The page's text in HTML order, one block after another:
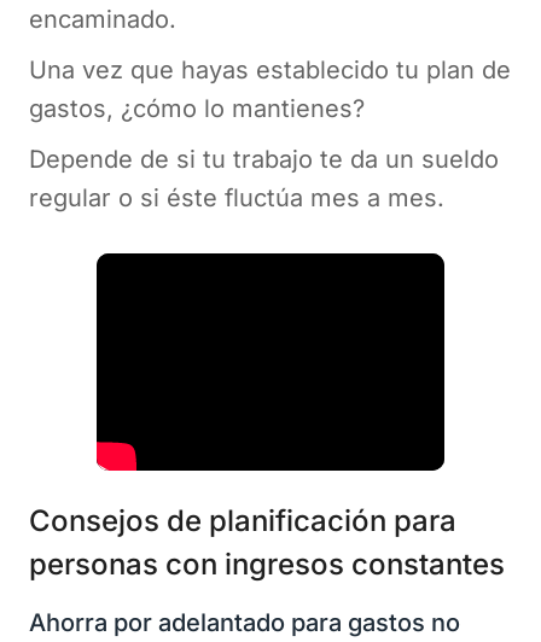
encaminado.
Una vez que hayas establecido tu plan de
gastos, ¿cómo lo mantienes?
Depende de si tu trabajo te da un sueldo
regular o si éste fluctúa mes a mes.
Consejos de planificación para
personas con ingresos constantes
Ahorra por adelantado para gastos no